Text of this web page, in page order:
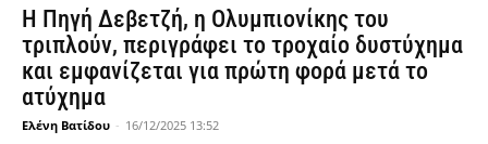
Η Πηγή Δεβετζή, η Ολυμπιονίκης του
τριπλούν, περιγράφει το τροχαίο δυστύχημα
και εμφανίζεται για πρώτη φορά μετά το
ατύχημα
Ελένη Βατίδου - 16/12/2025 13:52